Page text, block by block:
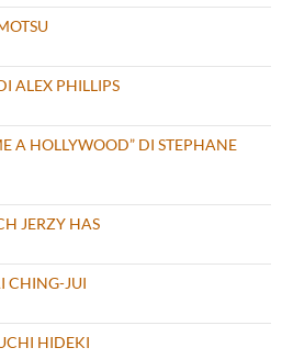
ALEX PHILLIPS
A HOLLYWOOD” DI STEPHANE
JERZY HAS
CHING-JUI
HIDEKI